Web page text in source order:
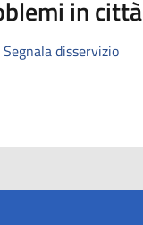
in città
Segnala disservizio